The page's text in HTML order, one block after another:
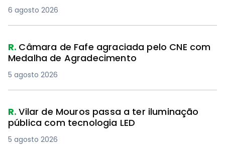
6 agosto 2026
R. Câmara de Fafe agraciada pelo CNE com
Medalha de Agradecimento
5 agosto 2026
R.Vilar de Mouros passa a ter iluminação
pública com tecnologia LED
5 agosto 2026